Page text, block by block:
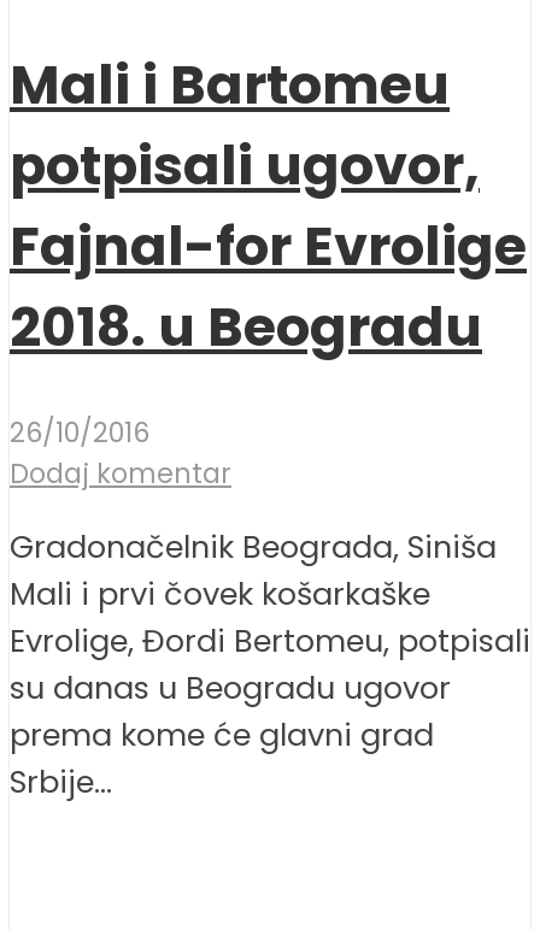
Mali i Bartomeu
potpisali ugovor,
Fajnal-for Evrolige
2018. u Beogradu
26/10/2016
Dodaj komentar
Gradonačelnik Beograda, Siniša
Mali i prvi čovek košarkaške
Evrolige, Đordi Bertomeu, potpisali
su danas u Beogradu ugovor
prema kome će glavni grad
Srbije...